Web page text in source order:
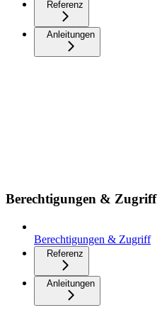
Referenz
Anleitungen
Berechtigungen & Zugriff
Berechtigungen & Zugriff
Referenz
Anleitungen